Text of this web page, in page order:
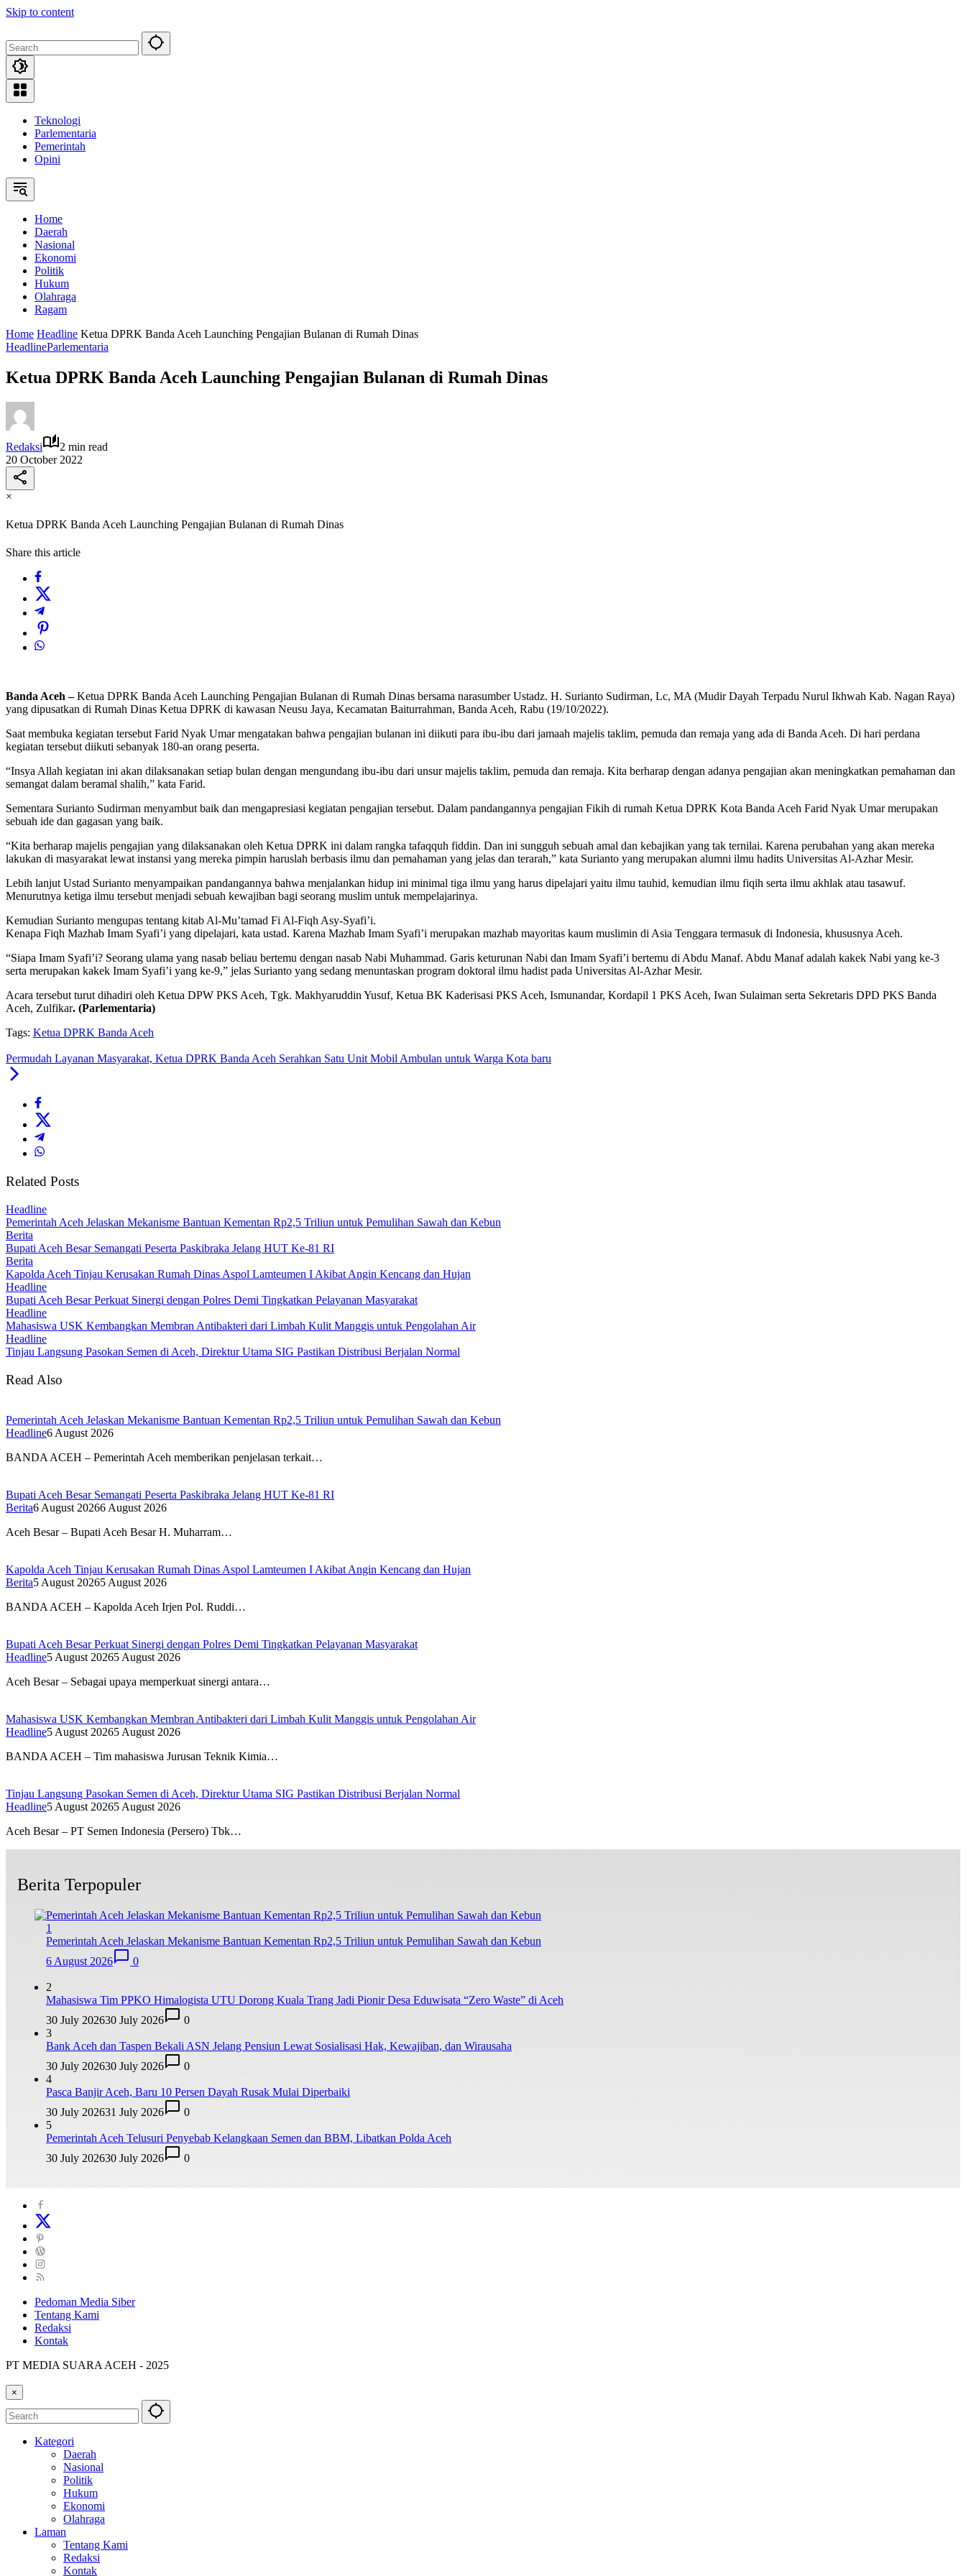
Skip to content
Teknologi
Parlementaria
Pemerintah
Opini
Home
Daerah
Nasional
Ekonomi
Politik
Hukum
Olahraga
Ragam
Home Headline Ketua DPRK Banda Aceh Launching Pengajian Bulanan di Rumah Dinas
HeadlineParlementaria
Ketua DPRK Banda Aceh Launching Pengajian Bulanan di Rumah Dinas
Redaksi
2 min read
20 October 2022
×
Ketua DPRK Banda Aceh Launching Pengajian Bulanan di Rumah Dinas
Share this article
Banda Aceh –Ketua DPRK Banda Aceh Launching Pengajian Bulanan di Rumah Dinas bersama narasumber Ustadz. H. Surianto Sudirman, Lc, MA (Mudir Dayah Terpadu Nurul Ikhwah Kab. Nagan Raya)
yang dipusatkan di Rumah Dinas Ketua DPRK di kawasan Neusu Jaya, Kecamatan Baiturrahman, Banda Aceh, Rabu (19/10/2022).
Saat membuka kegiatan tersebut Farid Nyak Umar mengatakan bahwa pengajian bulanan ini diikuti para ibu-ibu dari jamaah majelis taklim, pemuda dan remaja yang ada di Banda Aceh. Di hari perdana
kegiatan tersebut diikuti sebanyak 180-an orang peserta.
“Insya Allah kegiatan ini akan dilaksanakan setiap bulan dengan mengundang ibu-ibu dari unsur majelis taklim, pemuda dan remaja. Kita berharap dengan adanya pengajian akan meningkatkan pemahaman dan
semangat dalam beramal shalih,” kata Farid.
Sementara Surianto Sudirman menyambut baik dan mengapresiasi kegiatan pengajian tersebut. Dalam pandangannya pengajian Fikih di rumah Ketua DPRK Kota Banda Aceh Farid Nyak Umar merupakan
sebuah ide dan gagasan yang baik.
“Kita berharap majelis pengajian yang dilaksanakan oleh Ketua DPRK ini dalam rangka tafaqquh fiddin. Dan ini sungguh sebuah amal dan kebajikan yang tak ternilai. Karena perubahan yang akan mereka
lakukan di masyarakat lewat instansi yang mereka pimpin haruslah berbasis ilmu dan pemahaman yang jelas dan terarah,” kata Surianto yang merupakan alumni ilmu hadits Universitas Al-Azhar Mesir.
Lebih lanjut Ustad Surianto menyampaikan pandangannya bahwa menjalankan hidup ini minimal tiga ilmu yang harus dipelajari yaitu ilmu tauhid, kemudian ilmu fiqih serta ilmu akhlak atau tasawuf.
Menurutnya ketiga ilmu tersebut menjadi sebuah kewajiban bagi seorang muslim untuk mempelajarinya.
Kemudian Surianto mengupas tentang kitab Al-Mu’tamad Fi Al-Fiqh Asy-Syafi’i.
Kenapa Fiqh Mazhab Imam Syafi’i yang dipelajari, kata ustad. Karena Mazhab Imam Syafi’i merupakan mazhab mayoritas kaum muslimin di Asia Tenggara termasuk di Indonesia, khususnya Aceh.
“Siapa Imam Syafi’i? Seorang ulama yang nasab beliau bertemu dengan nasab Nabi Muhammad. Garis keturunan Nabi dan Imam Syafi’i bertemu di Abdu Manaf. Abdu Manaf adalah kakek Nabi yang ke-3
serta merupakan kakek Imam Syafi’i yang ke-9,” jelas Surianto yang sedang menuntaskan program doktoral ilmu hadist pada Universitas Al-Azhar Mesir.
Acara tersebut turut dihadiri oleh Ketua DPW PKS Aceh, Tgk. Makhyaruddin Yusuf, Ketua BK Kaderisasi PKS Aceh, Ismunandar, Kordapil 1 PKS Aceh, Iwan Sulaiman serta Sekretaris DPD PKS Banda
Aceh, Zulfikar. (Parlementaria)
Tags: Ketua DPRK Banda Aceh
Permudah Layanan Masyarakat, Ketua DPRK Banda Aceh Serahkan Satu Unit Mobil Ambulan untuk Warga Kota baru
Related Posts
Headline
Pemerintah Aceh Jelaskan Mekanisme Bantuan Kementan Rp2,5 Triliun untuk Pemulihan Sawah dan Kebun
Berita
Bupati Aceh Besar Semangati Peserta Paskibraka Jelang HUT Ke-81 RI
Berita
Kapolda Aceh Tinjau Kerusakan Rumah Dinas Aspol Lamteumen I Akibat Angin Kencang dan Hujan
Headline
Bupati Aceh Besar Perkuat Sinergi dengan Polres Demi Tingkatkan Pelayanan Masyarakat
Headline
Mahasiswa USK Kembangkan Membran Antibakteri dari Limbah Kulit Manggis untuk Pengolahan Air
Headline
Tinjau Langsung Pasokan Semen di Aceh, Direktur Utama SIG Pastikan Distribusi Berjalan Normal
Read Also
Pemerintah Aceh Jelaskan Mekanisme Bantuan Kementan Rp2,5 Triliun untuk Pemulihan Sawah dan Kebun
Headline6 August 2026
BANDA ACEH – Pemerintah Aceh memberikan penjelasan terkait…
Bupati Aceh Besar Semangati Peserta Paskibraka Jelang HUT Ke-81 RI
Berita6 August 20266 August 2026
Aceh Besar – Bupati Aceh Besar H. Muharram…
Kapolda Aceh Tinjau Kerusakan Rumah Dinas Aspol Lamteumen I Akibat Angin Kencang dan Hujan
Berita5 August 20265 August 2026
BANDA ACEH – Kapolda Aceh Irjen Pol. Ruddi…
Bupati Aceh Besar Perkuat Sinergi dengan Polres Demi Tingkatkan Pelayanan Masyarakat
Headline5 August 20265 August 2026
Aceh Besar – Sebagai upaya memperkuat sinergi antara…
Mahasiswa USK Kembangkan Membran Antibakteri dari Limbah Kulit Manggis untuk Pengolahan Air
Headline5 August 20265 August 2026
BANDA ACEH – Tim mahasiswa Jurusan Teknik Kimia…
Tinjau Langsung Pasokan Semen di Aceh, Direktur Utama SIG Pastikan Distribusi Berjalan Normal
Headline5 August 20265 August 2026
Aceh Besar – PT Semen Indonesia (Persero) Tbk…
Berita Terpopuler
1
Pemerintah Aceh Jelaskan Mekanisme Bantuan Kementan Rp2,5 Triliun untuk Pemulihan Sawah dan Kebun
6 August 2026
0
2
Mahasiswa Tim PPKO Himalogista UTU Dorong Kuala Trang Jadi Pionir Desa Eduwisata “Zero Waste” di Aceh
30 July 202630 July 2026
0
3
Bank Aceh dan Taspen Bekali ASN Jelang Pensiun Lewat Sosialisasi Hak, Kewajiban, dan Wirausaha
30 July 202630 July 2026
0
4
Pasca Banjir Aceh, Baru 10 Persen Dayah Rusak Mulai Diperbaiki
30 July 202631 July 2026
0
5
Pemerintah Aceh Telusuri Penyebab Kelangkaan Semen dan BBM, Libatkan Polda Aceh
30 July 202630 July 2026 0
Pedoman Media Siber
Tentang Kami
Redaksi
Kontak
PT MEDIA SUARA ACEH - 2025
×
Kategori
Daerah
Nasional
Politik
Hukum
Ekonomi
Olahraga
Laman
Tentang Kami
Redaksi
Kontak